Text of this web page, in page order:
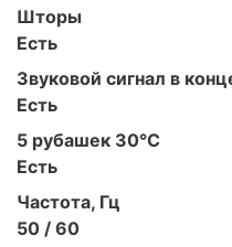
Шторы
Есть
Звуковой сигнал в
Есть
5 рубашек 30°С
Есть
Частота, Гц
50 / 60